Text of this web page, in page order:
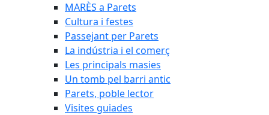
MARÈS a Parets
Cultura i festes
Passejant per Parets
La indústria i el comerç
Les principals masies
Un tomb pel barri antic
Parets, poble lector
Visites guiades